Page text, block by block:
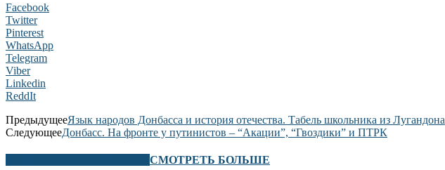
Facebook
Twitter
Pinterest
WhatsApp
Telegram
Viber
Linkedin
ReddIt
ПредыдущееЯзык народов Донбасса и история отечества. Табель школьника из Лугандона
СледующееДонбасс. На фронте у путинистов – “Акации”, “Гвоздики” и ПТРК
СМОТРЕТЬ БОЛЬШЕ